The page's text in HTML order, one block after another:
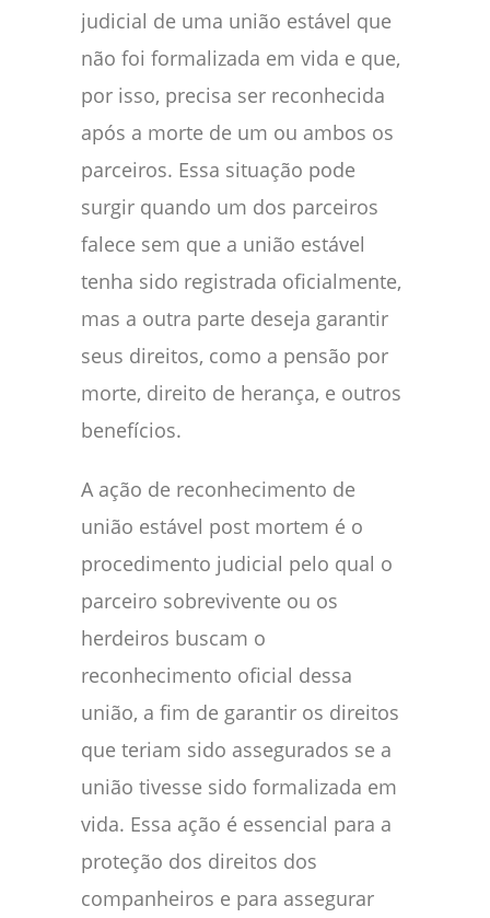
judicial de uma união estável que
não foi formalizada em vida e que,
por isso, precisa ser reconhecida
após a morte de um ou ambos os
parceiros. Essa situação pode
surgir quando um dos parceiros
falece sem que a união estável
tenha sido registrada oficialmente,
mas a outra parte deseja garantir
seus direitos, como a pensão por
morte, direito de herança, e outros
benefícios.
A ação de reconhecimento de
união estável post mortem é o
procedimento judicial pelo qual o
parceiro sobrevivente ou os
herdeiros buscam o
reconhecimento oficial dessa
união, a fim de garantir os direitos
que teriam sido assegurados se a
união tivesse sido formalizada em
vida. Essa ação é essencial para a
proteção dos direitos dos
companheiros e para assegurar